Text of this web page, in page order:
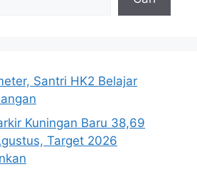
Santri HK2 Belajar
Kuningan Baru 38,69
Target 2026